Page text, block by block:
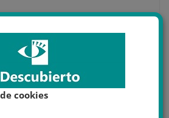
cookies